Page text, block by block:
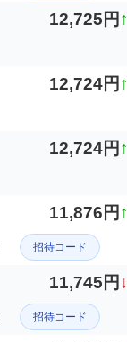
12,725円 ↑
12,724円 ↑
12,724円 ↑
11,876円 ↑
招待コード
11,745円 ↓
招待コード